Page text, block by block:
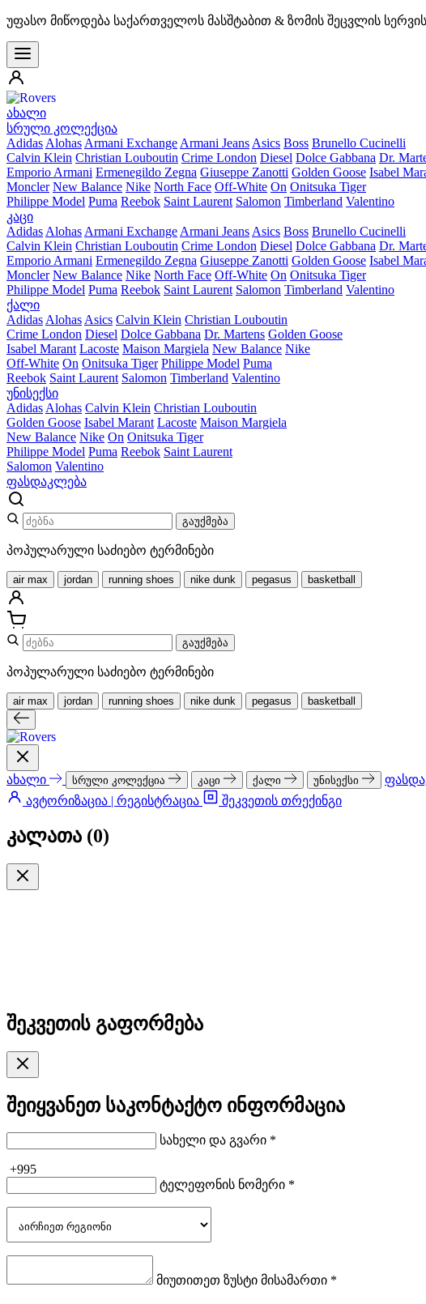
უფასო მიწოდება საქართველოს მასშტაბით & ზომის შეცვლის
ახალი
სრული კოლექცია
Adidas Alohas Armani Exchange Armani Jeans Asics Boss Brunello Cucinelli
Calvin Klein Christian Louboutin Crime London Diesel Dolce Gabbana Dr.
Emporio Armani Ermenegildo Zegna Giuseppe Zanotti Golden Goose Isabel
Moncler New Balance Nike North Face Off-White On Onitsuka Tiger
Philippe Model Puma Reebok Saint Laurent Salomon Timberland Valentino
კაცი
Adidas Alohas Armani Exchange Armani Jeans Asics Boss Brunello Cucinelli
Calvin Klein Christian Louboutin Crime London Diesel Dolce Gabbana Dr.
Emporio Armani Ermenegildo Zegna Giuseppe Zanotti Golden Goose Isabel
Moncler New Balance Nike North Face Off-White On Onitsuka Tiger
Philippe Model Puma Reebok Saint Laurent Salomon Timberland Valentino
ქალი
Adidas Alohas Asics Calvin Klein Christian Louboutin
Crime London Diesel Dolce Gabbana Dr. Martens Golden Goose
Isabel Marant Lacoste Maison Margiela New Balance Nike
Off-White On Onitsuka Tiger Philippe Model Puma
Reebok Saint Laurent Salomon Timberland Valentino
უნისექსი
Adidas Alohas Calvin Klein Christian Louboutin
Golden Goose Isabel Marant Lacoste Maison Margiela
New Balance Nike On Onitsuka Tiger
Philippe Model Puma Reebok Saint Laurent
Salomon Valentino
ფასდაკლება
გაუქმება
პოპულარული საძიებო ტერმინები
air max jordan running shoes nike dunk pegasus basketball
გაუქმება
პოპულარული საძიებო ტერმინები
air max jordan running shoes nike dunk pegasus basketball
ახალი სრული კოლექცია კაცი ქალი უნისექსი
ავტორიზაცია | რეგისტრაცია
შეკვეთის თრექინგი
კალათა (0)
შეკვეთის გაფორმება
შეიყვანეთ საკონტაქტო ინფორმაცია
სახელი და გვარი *
+995
ტელეფონის ნომერი *
მიუთითეთ ზუსტი მისამართი *